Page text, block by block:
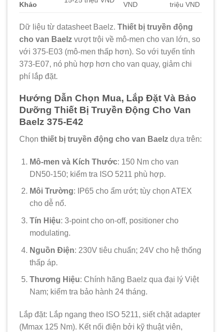
Khảo VND triệu VND
Dữ liệu từ datasheet Baelz. Thiết bị truyền động
cho van Baelz vượt trội về mô-men cho van lớn, so
với 375-E03 (mô-men thấp hơn). So với tuyến tính
373-E07, nó phù hợp hơn cho van quay, giảm chi
phí lắp đặt.
Hướng Dẫn Chọn Mua, Lắp Đặt Và Bảo
Dưỡng Thiết Bị Truyền Động Cho Van
Baelz 375-E42
Chọn thiết bị truyền động cho van Baelz dựa trên:
Mô-men và Kích Thước: 150 Nm cho van
DN50-150; kiểm tra ISO 5211 phù hợp.
Môi Trường: IP65 cho ẩm ướt; tùy chọn ATEX
cho dễ nổ.
Tín Hiệu: 3-point cho on-off, positioner cho
modulating.
Nguồn Điện: 230V tiêu chuẩn; 24V cho hệ thống
thấp áp.
Thương Hiệu: Chính hãng Baelz qua đại lý Việt
Nam; kiểm tra bảo hành 24 tháng.
Lắp đặt: Lắp ngang theo ISO 5211, siết chặt adapter
(Mmax 125 Nm). Kết nối điện bởi kỹ thuật viên,